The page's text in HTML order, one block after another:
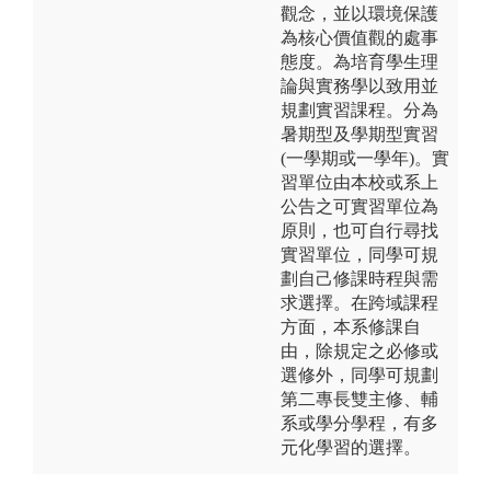
觀念，並以環境保護
為核心價值觀的處事
態度。為培育學生理
論與實務學以致用並
規劃實習課程。分為
暑期型及學期型實習
(一學期或一學年)。實
習單位由本校或系上
公告之可實習單位為
原則，也可自行尋找
實習單位，同學可規
劃自己修課時程與需
求選擇。在跨域課程
方面，本系修課自
由，除規定之必修或
選修外，同學可規劃
第二專長雙主修、輔
系或學分學程，有多
元化學習的選擇。